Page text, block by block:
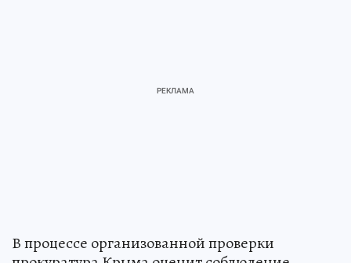
В процессе организованной проверки